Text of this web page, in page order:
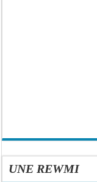
UNE REWMI